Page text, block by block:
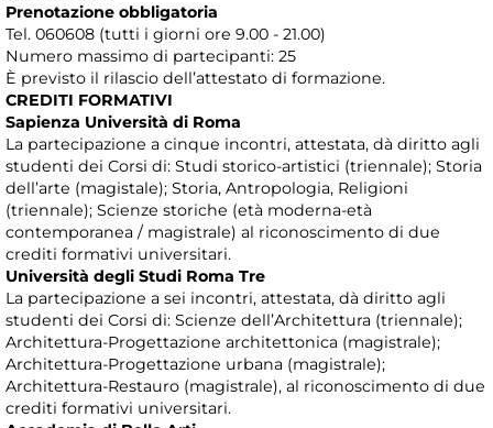
Prenotazione obbligatoria
Tel. 060608 (tutti i giorni ore 9.00 - 21.00)
Numero massimo di partecipanti: 25
È previsto il rilascio dell’attestato di formazione.
CREDITI FORMATIVI
Sapienza Università di Roma
La partecipazione a cinque incontri, attestata, dà diritto agli
studenti dei Corsi di: Studi storico-artistici (triennale); Storia
dell’arte (magistale); Storia, Antropologia, Religioni
(triennale); Scienze storiche (età moderna-età
contemporanea / magistrale) al riconoscimento di due
crediti formativi universitari.
Università degli Studi Roma Tre
La partecipazione a sei incontri, attestata, dà diritto agli
studenti dei Corsi di: Scienze dell’Architettura (triennale);
Architettura-Progettazione architettonica (magistrale);
Architettura-Progettazione urbana (magistrale);
Architettura-Restauro (magistrale), al riconoscimento di due
crediti formativi universitari.